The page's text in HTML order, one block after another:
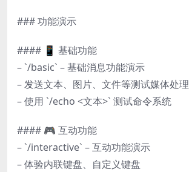
### 功能演示
#### 📱 基础功能
– `/basic` – 基础消息功能演示
– 发送文本、图片、文件等测试媒体处理
– 使用 `/echo <文本>` 测试命令系统
#### 🎮 互动功能
– `/interactive` – 互动功能演示
– 体验内联键盘、自定义键盘